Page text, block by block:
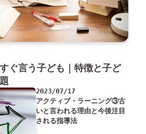
すぐ言う子ども｜特徴と子ど
2023/07/17
アクティブ・ラーニング③古
いと言われる理由と今後注目
される指導法